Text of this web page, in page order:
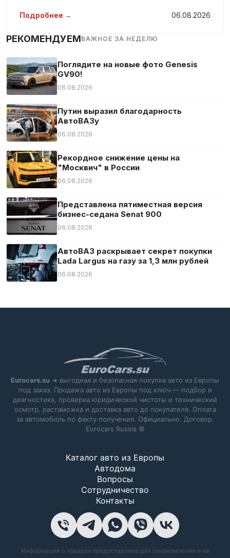
стремясь захватить значительную долю среди
Подробнее → 06.08.2026
РЕКОМЕНДУЕМВАЖНОЕ ЗА НЕДЕЛЮ
Поглядите на новые фото Genesis
GV90!
06.08.2026
Путин выразил благодарность
АвтоВАЗу
06.08.2026
Рекордное снижение цены на
"Москвич" в России
06.08.2026
Представлена пятиместная версия
бизнес-седана Senat 900
06.08.2026
АвтоВАЗ раскрывает секрет покупки
Lada Largus на газу за 1,3 млн рублей
06.08.2026
Eurocars.su ➜ выгодная и безопасная покупка авто из Европы
под заказ. Продажа авто из Европы под ключ — подбор и
диагностика, проверка юридической чистоты и технический
осмотр, растаможка и доставка авто до покупателя. Оплата
за автомобиль по факту получения. Официально. Договор.
Eurocars Russia ©
Каталог авто из Европы
Автодома
Вопросы
Сотрудничество
Контакты
Информация о товарах предоставлена для ознакомления и не